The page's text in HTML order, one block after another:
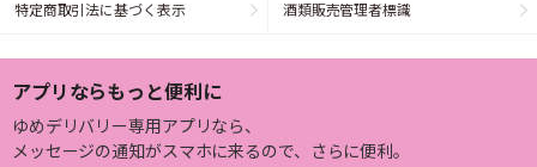
特定商取引法に基づく表示 酒類販売管理者標識
アプリならもっと便利に
ゆめデリバリー専用アプリなら、
メッセージの通知がスマホに来るので、さらに便利。